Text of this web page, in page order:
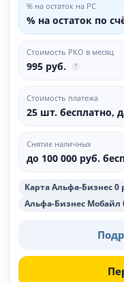
% на остаток на РС
% на остаток по
Стоимость РКО в месяц
995 руб.
Стоимость платежа
25 шт. бесплатно,
Снятие наличных
до 100 000 руб.
Карта Альфа-Бизнес 0
Альфа-Бизнес Мобайл